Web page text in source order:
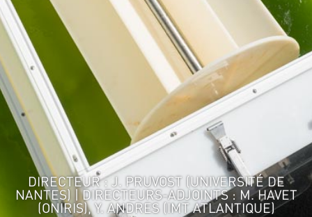
DIRECTEUR : J. PRUVOST (UNIVERSITÉ DE
NANTES) | DIRECTEURS-ADJOINTS : M. HAVET
(ONIRIS), Y. ANDRES (IMT ATLANTIQUE)